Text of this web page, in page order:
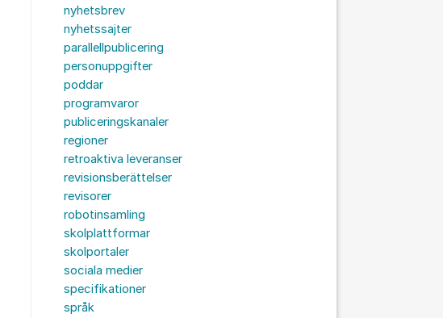
nyhetsbrev
nyhetssajter
parallellpublicering
personuppgifter
poddar
programvaror
publiceringskanaler
regioner
retroaktiva leveranser
revisionsberättelser
revisorer
robotinsamling
skolplattformar
skolportaler
sociala medier
specifikationer
språk